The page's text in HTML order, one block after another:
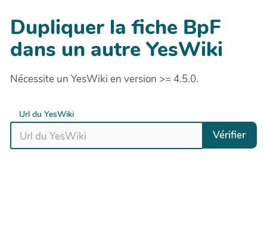
Dupliquer la fiche BpF
dans un autre YesWiki
Nécessite un YesWiki en version >= 4.5.0.
Url du YesWiki
Vérifier